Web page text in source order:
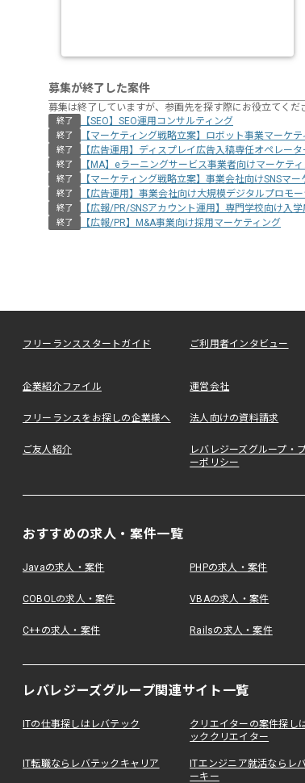
募集が終了した案件
募集は終了していますが、参画先を探す際にお役立てくだ
終了 【SEO】SEO運用コンサルティング
終了 【マーケティング戦略立案】ロボット事業マーケ
終了 【広告運用】ディスプレイ広告入稿専任オペレータ
終了 【MA】eラーニングサービス事業者向けマーケテ
終了 【マーケティング戦略立案】事業会社向けSNSマー
終了 【広告運用】事業会社向け大規模デジタルプロモ
終了 【広報/PR/SNSアカウント運用】専門学校向け入
終了 【広報/PR】M&A事業向け採用マーケティング
フリーランススタートガイド ご利用者インタビュー
企業紹介ファイル 運営会社
フリーランスをお探しの企業様へ 法人向けの資料請求
ご友人紹介
レバレジーズグループ・
ーポリシー
おすすめの求人・案件一覧
Javaの求人・案件 PHPの求人・案件
COBOLの求人・案件 VBAの求人・案件
C++の求人・案件 Railsの求人・案件
レバレジーズグループ関連サイト一覧
ITの仕事探しはレバテック
クリエイターの案件探し
ッククリエイター
IT転職ならレバテックキャリア
ITエンジニア就活ならレ
ーキー